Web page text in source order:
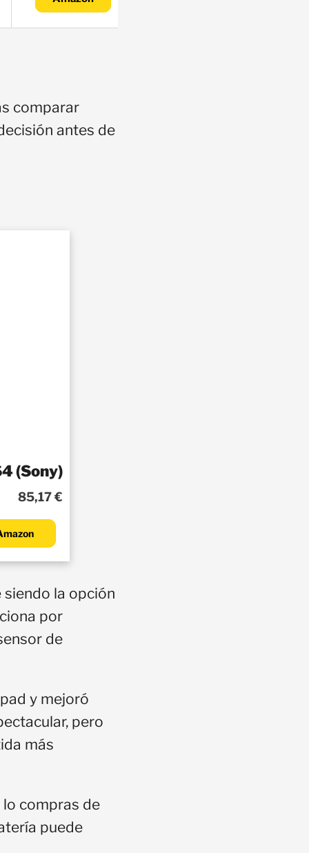
comparar
antes de
(Sony)
85,17 €
siendo la opción
por
de
y mejoró
pero
más
lo compras de
puede